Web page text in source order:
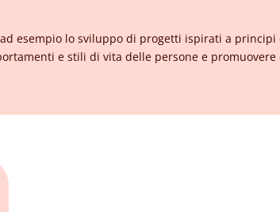
esempio lo sviluppo di progetti ispirati a
e stili di vita delle persone e